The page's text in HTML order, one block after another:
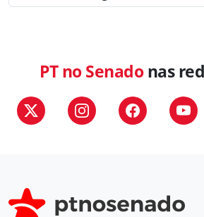
a
PT no Senadonas